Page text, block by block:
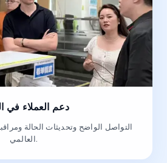
دعم العملاء في
التواصل الواضح وتحديثات الحالة
العالمي.